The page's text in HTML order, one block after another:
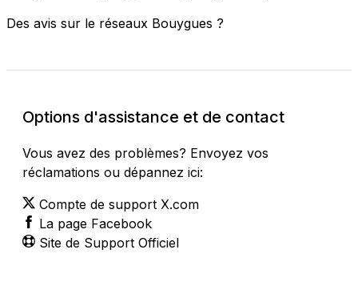
Des avis sur le réseaux Bouygues ?
Options d'assistance et de contact
Vous avez des problèmes? Envoyez vos
réclamations ou dépannez ici:
Compte de support X.com
La page Facebook
Site de Support Officiel